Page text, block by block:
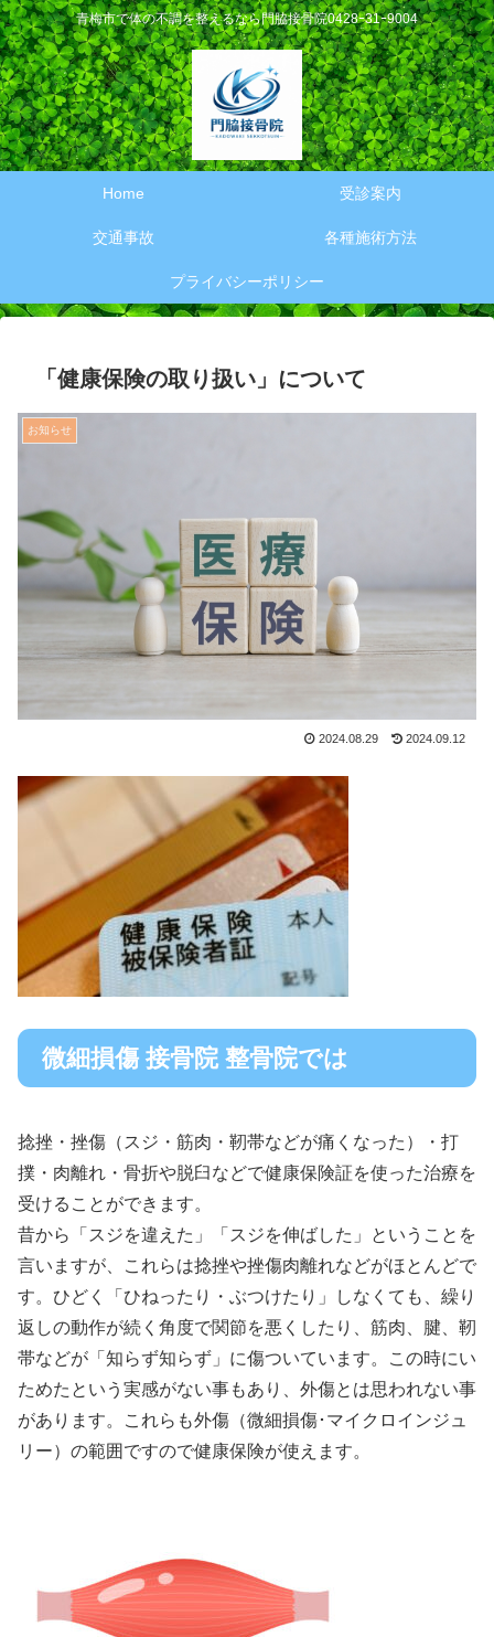
青梅市で体の不調を整えるなら門脇接骨院0428ｰ31ｰ9004
Home 受診案内
交通事故 各種施術方法
プライバシーポリシー
「健康保険の取り扱い」について
お知らせ
2024.08.29 2024.09.12
微細損傷 接骨院 整骨院では
捻挫・挫傷（スジ・筋肉・靭帯などが痛くなった）・打
撲・肉離れ・骨折や脱臼などで健康保険証を使った治療を
受けることができます。
昔から「スジを違えた」「スジを伸ばした」ということを
言いますが、これらは捻挫や挫傷肉離れなどがほとんどで
す。ひどく「ひねったり・ぶつけたり」しなくても、繰り
返しの動作が続く角度で関節を悪くしたり、筋肉、腱、靭
帯などが「知らず知らず」に傷ついています。この時にい
ためたという実感がない事もあり、外傷とは思われない事
があります。これらも外傷（微細損傷･マイクロインジュ
リー）の範囲ですので健康保険が使えます。